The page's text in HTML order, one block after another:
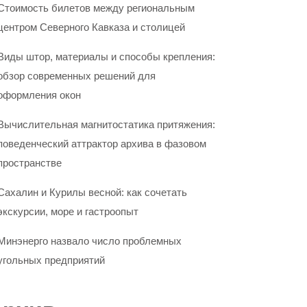
билетов между региональным
Северного Кавказа и столицей
штор, материалы и способы крепления:
современных решений для
окон
магнитостатика притяжения:
аттрактор архива в фазовом
и Курилы весной: как сочетать
море и гастроопыт
назвало число проблемных
предприятий